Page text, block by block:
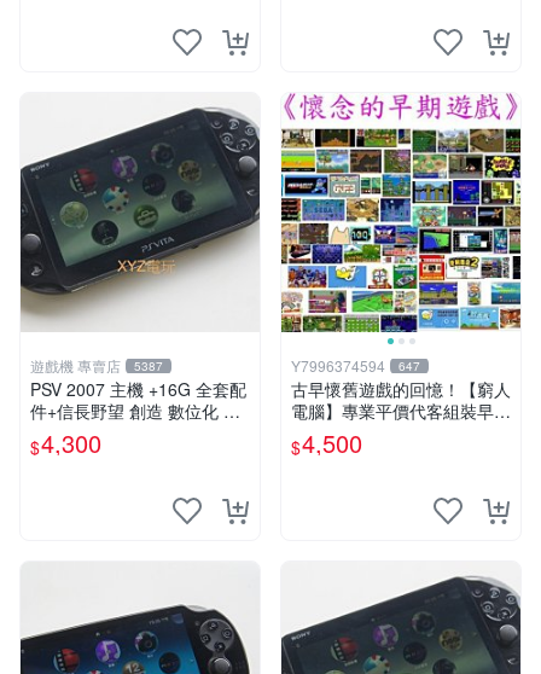
遊戲機 專賣店 5387
PSV 2007 主機 +16G 全套配
件+信長野望 創造 數位化 保
修一年 品質有保障
$4,300
Y7996374594 647
古早懷舊遊戲的回憶！【窮人
電腦】專業平價代客組裝早期
Windows98/95/DOS遊戲機--
-專業首選！
$4,500